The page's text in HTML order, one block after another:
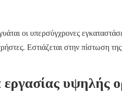
οι υπερσύγχρονες
Εστιάζεται στην πίστωση της
υψηλής